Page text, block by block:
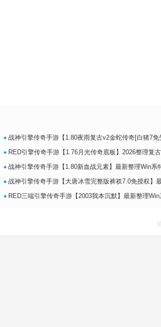
• 战神引擎传奇手游【1.80夜雨复古v2金蛇传奇[白猪7免受权版]】最新整理
• RED引擎传奇手游【1.76月光传奇底板】2026整理复古服务端+复刻
• 战神引擎传奇手游【1.80新血战元素】最新整理Win系特色服务端+安卓
• 战神引擎传奇手游【大唐冰雪完整版裤衩7.0免授权】最新整理Win系特色
• RED三端引擎传奇手游【2003我本沉默】最新整理Win系服务端+安卓苹果PC